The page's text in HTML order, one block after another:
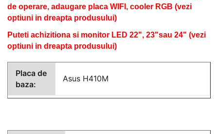
de operare, adaugare placa WIFI, cooler RGB (vezi
optiuni in dreapta produsului)
Puteti achizitiona si monitor LED 22", 23"sau 24" (vezi
optiuni in dreapta produsului)
Placa de
baza:
Asus H410M